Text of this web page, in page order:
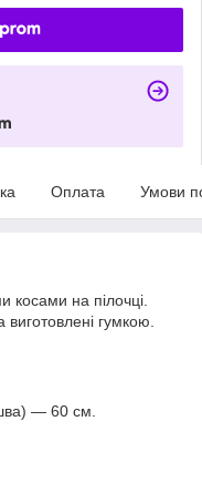
Оплата Умови
косами на пілочці.
гумкою.
— 60 см.